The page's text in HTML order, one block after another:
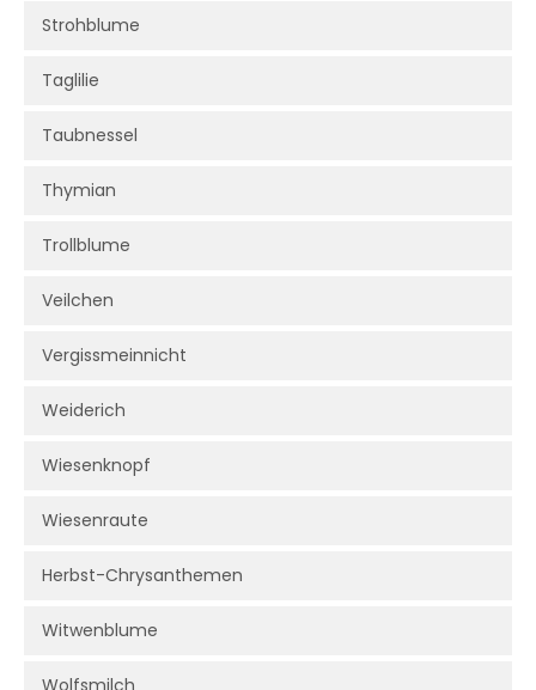
Strohblume
Taglilie
Taubnessel
Thymian
Trollblume
Veilchen
Vergissmeinnicht
Weiderich
Wiesenknopf
Wiesenraute
Herbst-Chrysanthemen
Witwenblume
Wolfsmilch